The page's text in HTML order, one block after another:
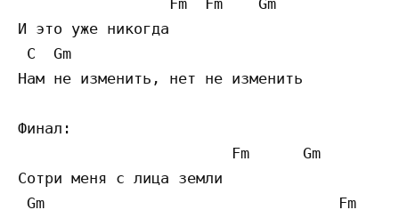
                 Fm  Fm    Gm
И это уже никогда
C  Gm
Нам не изменить, нет не изменить
Финал:
                        Fm      Gm
Сотри меня с лица земли
Gm